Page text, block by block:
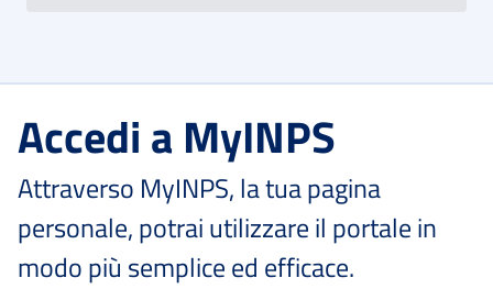
Accedi a MyINPS
Attraverso MyINPS, la tua pagina
personale, potrai utilizzare il portale in
modo più semplice ed efficace.